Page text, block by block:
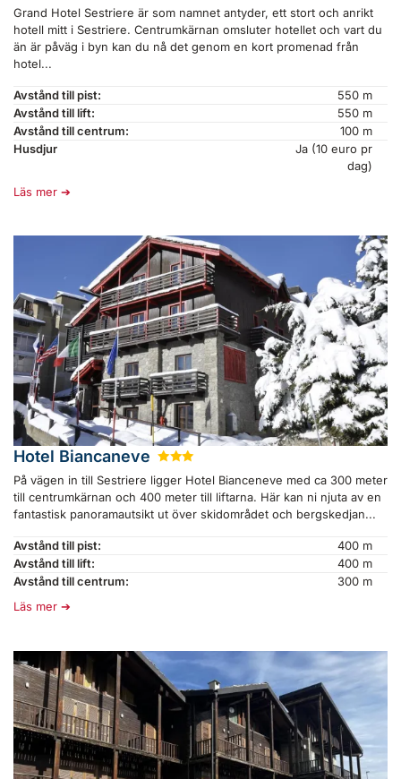
Grand Hotel Sestriere är som namnet antyder, ett stort och anrikt
hotell mitt i Sestriere. Centrumkärnan omsluter hotellet och vart du
än är påväg i byn kan du nå det genom en kort promenad från
hotel...
Avstånd till pist:
550 m
Avstånd till lift:
550 m
Avstånd till centrum:
100 m
Husdjur
Ja (10 euro pr
dag)
Läs mer
Hotel Biancaneve ★★
På vägen in till Sestriere ligger Hotel Bianceneve med ca 300 meter
till centrumkärnan och 400 meter till liftarna. Här kan ni njuta av en
fantastisk panoramautsikt ut över skidområdet och bergskedjan...
Avstånd till pist:
400 m
Avstånd till lift:
400 m
Avstånd till centrum:
300 m
Läs mer